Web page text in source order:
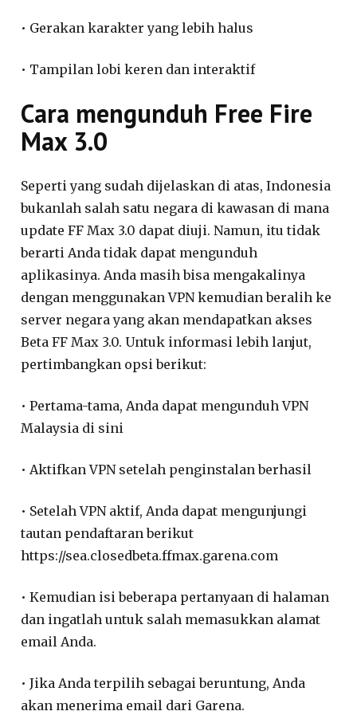
• Gerakan karakter yang lebih halus
• Tampilan lobi keren dan interaktif
Cara mengunduh Free Fire
Max 3.0
Seperti yang sudah dijelaskan di atas, Indonesia
bukanlah salah satu negara di kawasan di mana
update FF Max 3.0 dapat diuji. Namun, itu tidak
berarti Anda tidak dapat mengunduh
aplikasinya. Anda masih bisa mengakalinya
dengan menggunakan VPN kemudian beralih ke
server negara yang akan mendapatkan akses
Beta FF Max 3.0. Untuk informasi lebih lanjut,
pertimbangkan opsi berikut:
• Pertama-tama, Anda dapat mengunduh VPN
Malaysia di sini
• Aktifkan VPN setelah penginstalan berhasil
• Setelah VPN aktif, Anda dapat mengunjungi
tautan pendaftaran berikut
https://sea.closedbeta.ffmax.garena.com
• Kemudian isi beberapa pertanyaan di halaman
dan ingatlah untuk salah memasukkan alamat
email Anda.
• Jika Anda terpilih sebagai beruntung, Anda
akan menerima email dari Garena.